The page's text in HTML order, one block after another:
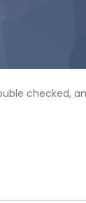
checked,